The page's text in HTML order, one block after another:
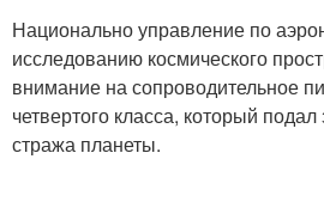
Национально управление по
исследованию космического
внимание на сопроводительное
четвертого класса, который
стража планеты.